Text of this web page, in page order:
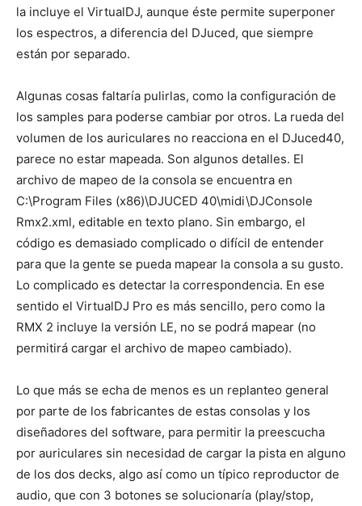
la incluye el VirtualDJ, aunque éste permite superponer
los espectros, a diferencia del DJuced, que siempre
están por separado.
Algunas cosas faltaría pulirlas, como la configuración de
los samples para poderse cambiar por otros. La rueda del
volumen de los auriculares no reacciona en el DJuced40,
parece no estar mapeada. Son algunos detalles. El
archivo de mapeo de la consola se encuentra en
C:\Program Files (x86)\DJUCED 40\midi\DJConsole
Rmx2.xml, editable en texto plano. Sin embargo, el
código es demasiado complicado o difícil de entender
para que la gente se pueda mapear la consola a su gusto.
Lo complicado es detectar la correspondencia. En ese
sentido el VirtualDJ Pro es más sencillo, pero como la
RMX 2 incluye la versión LE, no se podrá mapear (no
permitirá cargar el archivo de mapeo cambiado).
Lo que más se echa de menos es un replanteo general
por parte de los fabricantes de estas consolas y los
diseñadores del software, para permitir la preescucha
por auriculares sin necesidad de cargar la pista en alguno
de los dos decks, algo así como un típico reproductor de
audio, que con 3 botones se solucionaría (play/stop,